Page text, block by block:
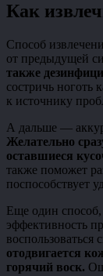
Как
Способ
от предыдущей
также
состричь ноготь
к источнику
А дальше —
Желательно
оставшиеся
также поможет
поспособствует
Еще один
эффективность
воспользоваться
отодвигается
горячий воск.